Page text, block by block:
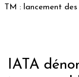
lancement des
IATA